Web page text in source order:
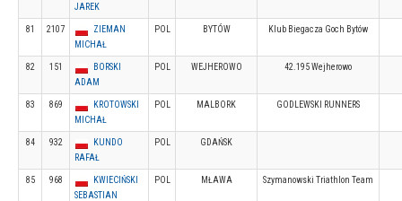
JAREK
81 2107
ZIEMAN
MICHAŁ
POL BYTÓW Klub Biegacza Goch Bytów
82 151
BORSKI
ADAM
POL WEJHEROWO 42.195 Wejherowo
83 869
KROTOWSKI
MICHAŁ
POL MALBORK GODLEWSKI RUNNERS
84 932
KUNDO
RAFAŁ
POL GDAŃSK
85 968
KWIECIŃSKI
SEBASTIAN
POL MŁAWA Szymanowski Triathlon Team